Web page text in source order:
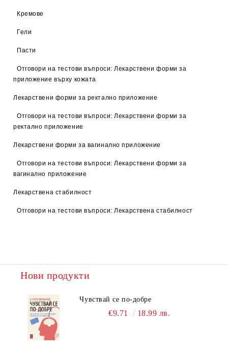
Кремове
Гели
Пасти
Отговори на тестови въпроси: Лекарствени форми за
приложение върху кожата
Лекарствени форми за ректално приложение
Отговори на тестови въпроси: Лекарствени форми за
ректално приложение
Лекарствени форми за вагинално приложение
Отговори на тестови въпроси: Лекарствени форми за
вагинално приложение
Лекарствена стабилност
Отговори на тестови въпроси: Лекарствена стабилност
Нови продукти
Чувствай се по-добре
€9.71 18.99 лв.